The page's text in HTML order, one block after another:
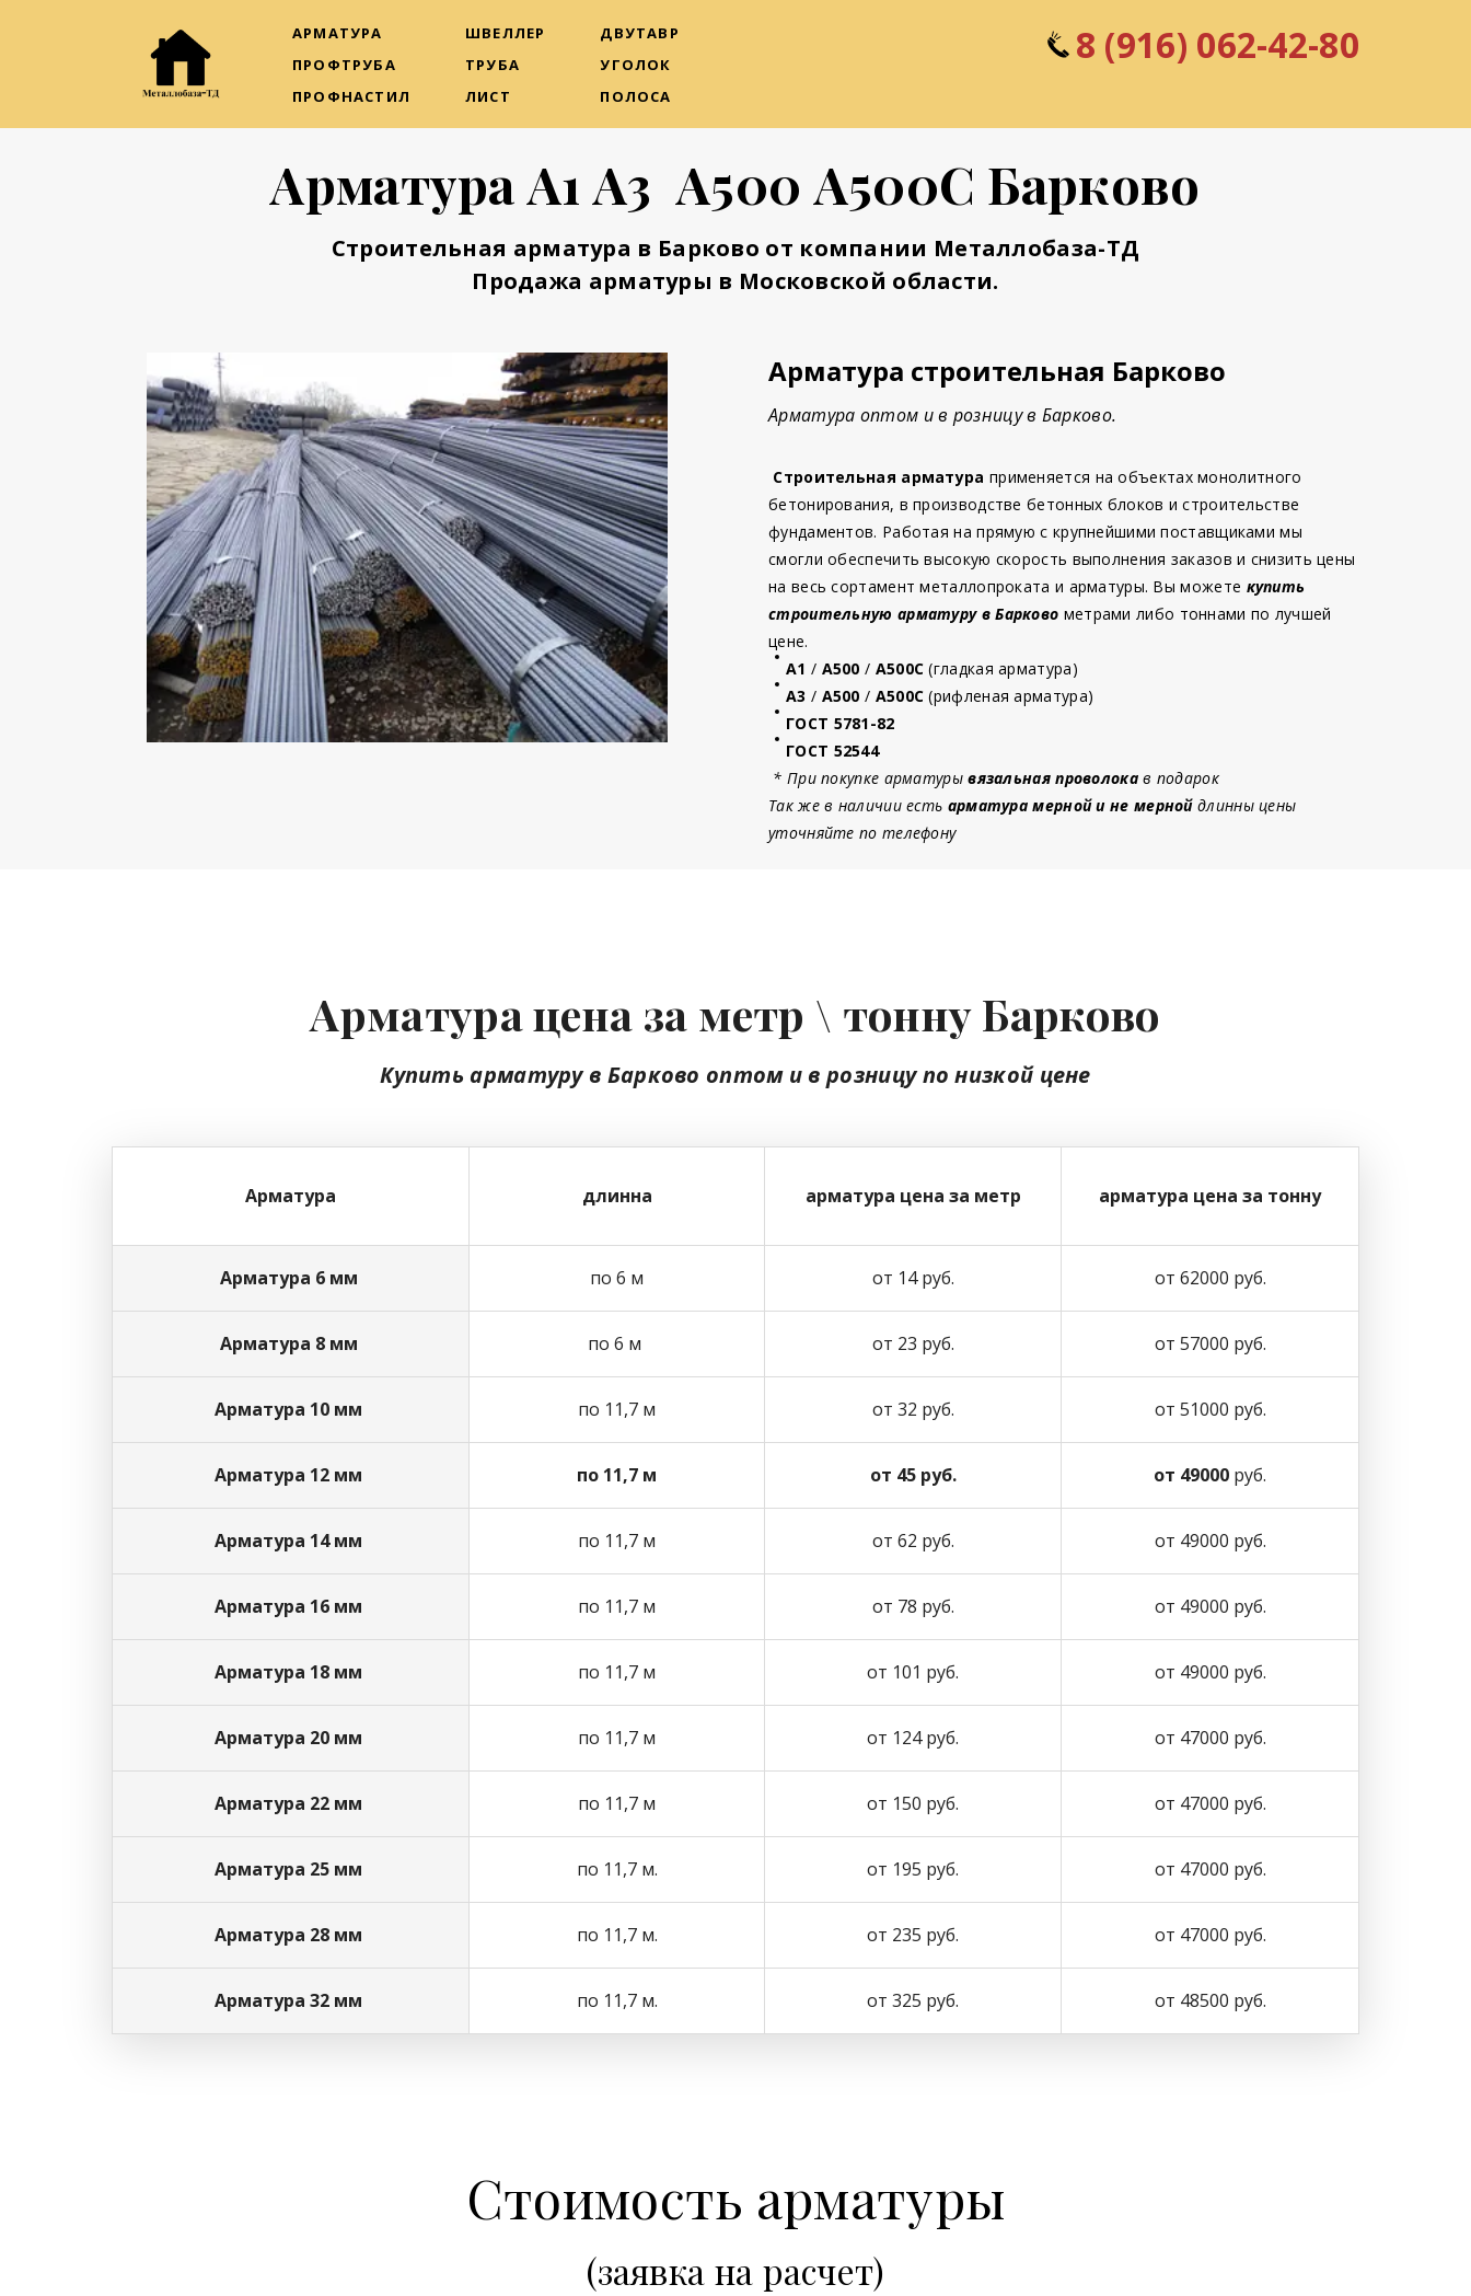
АРМАТУРА
ПРОФТРУБА
ПРОФНАСТИЛ
ШВЕЛЛЕР
ТРУБА
ЛИСТ
ДВУТАВР
УГОЛОК
ПОЛОСА
8 (916) 062-42-80
Арматура А1 А3 А500 А500С Барково
Строительная арматура в Барково от компании Металлобаза-ТД
Продажа арматуры в Московской области.
Арматура строительная Барково
Арматура оптом и в розницу в Барково.
Строительная арматура применяется на объектах монолитного
бетонирования, в производстве бетонных блоков и строительстве
фундаментов. Работая на прямую с крупнейшими поставщиками мы
смогли обеспечить высокую скорость выполнения заказов и снизить цены
на весь сортамент металлопроката и арматуры. Вы можете купить
строительную арматуру в Барково метрами либо тоннами по лучшей
цене.
А1 / А500 / А500С (гладкая арматура)
А3 / А500 / А500С (рифленая арматура)
ГОСТ 5781-82
ГОСТ 52544
* При покупке арматурывязальная проволокав подарок
Так же в наличии есть арматура мерной и не мернойдлинны цены
уточняйте по телефону
Арматура цена за метр \ тонну Барково
Купить арматуру в Барково оптоми в розницупо низкой цене
Арматура длинна арматура цена за метр арматура цена за тонну
Арматура 6 мм по 6 м от 14 руб. от 62000 руб.
Арматура 8 мм по 6 м от 23 руб. от 57000 руб.
Арматура 10 мм по 11,7 м от 32 руб. от 51000 руб.
Арматура 12 мм по 11,7 м от 45 руб. от 49000 руб.
Арматура 14 мм по 11,7 м от 62 руб. от 49000 руб.
Арматура 16 мм по 11,7 м от 78 руб. от 49000 руб.
Арматура 18 мм по 11,7 м от 101 руб. от 49000 руб.
Арматура 20 мм по 11,7 м от 124 руб. от 47000 руб.
Арматура 22 мм по 11,7 м от 150 руб. от 47000 руб.
Арматура 25 мм по 11,7 м. от 195 руб. от 47000 руб.
Арматура 28 мм по 11,7 м. от 235 руб. от 47000 руб.
Арматура 32 мм по 11,7 м. от 325 руб. от 48500 руб.
Стоимость арматуры
(заявка на расчет)